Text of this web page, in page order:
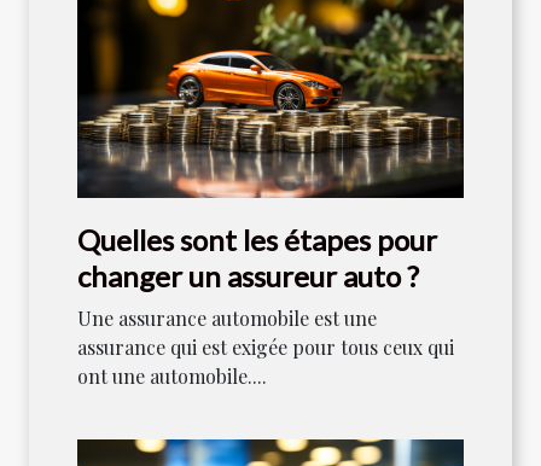
Quelles sont les étapes pour
changer un assureur auto ?
Une assurance automobile est une
assurance qui est exigée pour tous ceux qui
ont une automobile....